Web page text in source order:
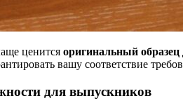
ценится оригинальный образец
вашу соответствие
для выпускников